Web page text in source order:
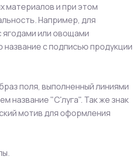
и при этом
Например, для
ягодами или овощами
название с подписью продукции
поля, выполненный линиями
название "С'луга". Так же знак
мотив для оформления